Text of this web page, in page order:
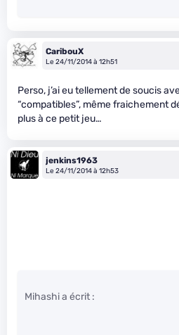
CaribouX
Le 24/11/2014 à 12h51
Perso, j’ai eu tellement de soucis
“compatibles”, même fraichement
plus à ce petit jeu…
jenkins1963
Le 24/11/2014 à 12h53
Mihashi a écrit :